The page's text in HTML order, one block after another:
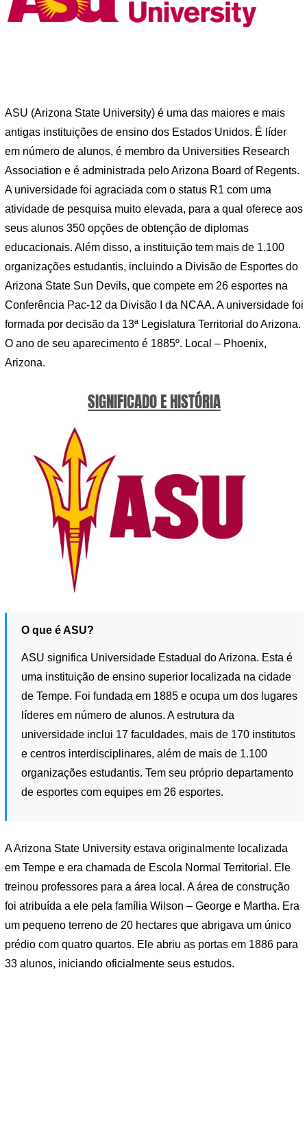
ASU (Arizona State University) é uma das maiores e mais
antigas instituições de ensino dos Estados Unidos. É líder
em número de alunos, é membro da Universities Research
Association e é administrada pelo Arizona Board of Regents.
A universidade foi agraciada com o status R1 com uma
atividade de pesquisa muito elevada, para a qual oferece aos
seus alunos 350 opções de obtenção de diplomas
educacionais. Além disso, a instituição tem mais de 1.100
organizações estudantis, incluindo a Divisão de Esportes do
Arizona State Sun Devils, que compete em 26 esportes na
Conferência Pac-12 da Divisão I da NCAA. A universidade foi
formada por decisão da 13ª Legislatura Territorial do Arizona.
O ano de seu aparecimento é 1885º. Local – Phoenix,
Arizona.
SIGNIFICADO E HISTÓRIA
O que é ASU?
ASU significa Universidade Estadual do Arizona. Esta é
uma instituição de ensino superior localizada na cidade
de Tempe. Foi fundada em 1885 e ocupa um dos lugares
líderes em número de alunos. A estrutura da
universidade inclui 17 faculdades, mais de 170 institutos
e centros interdisciplinares, além de mais de 1.100
organizações estudantis. Tem seu próprio departamento
de esportes com equipes em 26 esportes.
A Arizona State University estava originalmente localizada
em Tempe e era chamada de Escola Normal Territorial. Ele
treinou professores para a área local. A área de construção
foi atribuída a ele pela família Wilson – George e Martha. Era
um pequeno terreno de 20 hectares que abrigava um único
prédio com quatro quartos. Ele abriu as portas em 1886 para
33 alunos, iniciando oficialmente seus estudos.